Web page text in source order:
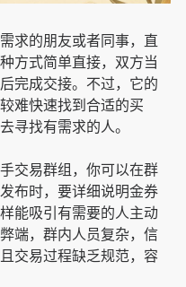
求的朋友或者同事，直
方式简单直接，双方当
完成交接。不过，它的
难快速找到合适的买
寻找有需求的人。
交易群组，你可以在群
布时，要详细说明金券
能吸引有需要的人主动
端，群内人员复杂，信
交易过程缺乏规范，容